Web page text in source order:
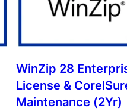
WinZip 28
License &
Maintenance (2Yr)